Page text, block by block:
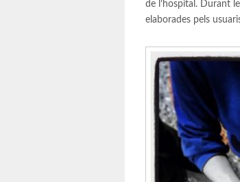
de l’hospital. Durant
elaborades pels